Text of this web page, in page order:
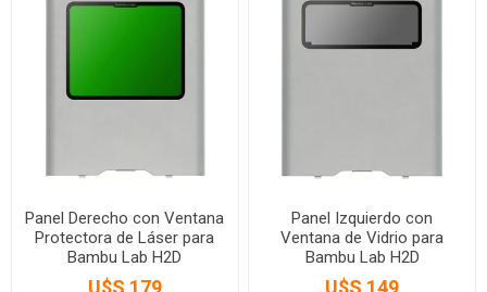
Panel Derecho con Ventana
Protectora de Láser para
Bambu Lab H2D
U$S 179
Panel Izquierdo con
Ventana de Vidrio para
Bambu Lab H2D
U$S 149